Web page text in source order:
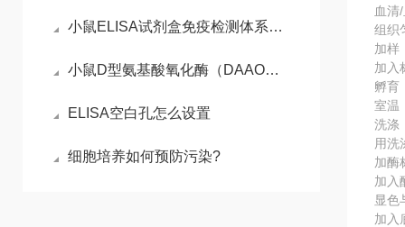
小鼠ELISA试剂盒免疫检测体系与动物模型实验实操指南
小鼠D型氨基酸氧化酶（DAAO）ELISA试剂盒参考说明书
ELISA空白孔怎么设置
细胞培养如何预防污染?
血清
组织
加样
加入
孵育
室温
洗涤
用洗
加酶
加入
显色
加入